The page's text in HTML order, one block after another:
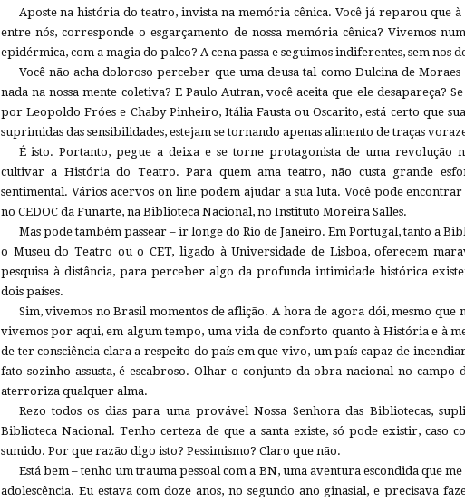
Aposte na história do teatro, invista na memória cênica. Você já reparou que
entre nós, corresponde o esgarçamento de nossa memória cênica? Vivemos
epidérmica, com a magia do palco? A cena passa e seguimos indiferentes, sem nos
Você não acha doloroso perceber que uma deusa tal como Dulcina de
nada na nossa mente coletiva? E Paulo Autran, você aceita que ele desapareça?
por Leopoldo Fróes e Chaby Pinheiro, Itália Fausta ou Oscarito, está certo que
suprimidas das sensibilidades, estejam se tornando apenas alimento de traças
É isto. Portanto, pegue a deixa e se torne protagonista de uma revolução
cultivar a História do Teatro. Para quem ama teatro, não custa grande
sentimental. Vários acervos on line podem ajudar a sua luta. Você pode encontrar
no CEDOC da Funarte, na Biblioteca Nacional, no Instituto Moreira Salles.
Mas pode também passear – ir longe do Rio de Janeiro. Em Portugal, tanto a
o Museu do Teatro ou o CET, ligado à Universidade de Lisboa, oferecem
pesquisa à distância, para perceber algo da profunda intimidade histórica
dois países.
Sim, vivemos no Brasil momentos de aflição. A hora de agora dói, mesmo que
vivemos por aqui, em algum tempo, uma vida de conforto quanto à História e à
de ter consciência clara a respeito do país em que vivo, um país capaz de
fato sozinho assusta, é escabroso. Olhar o conjunto da obra nacional no campo
aterroriza qualquer alma.
Rezo todos os dias para uma provável Nossa Senhora das Bibliotecas,
Biblioteca Nacional. Tenho certeza de que a santa existe, só pode existir, caso
sumido. Por que razão digo isto? Pessimismo? Claro que não.
Está bem – tenho um trauma pessoal com a BN, uma aventura escondida que me
adolescência. Eu estava com doze anos, no segundo ano ginasial, e precisava